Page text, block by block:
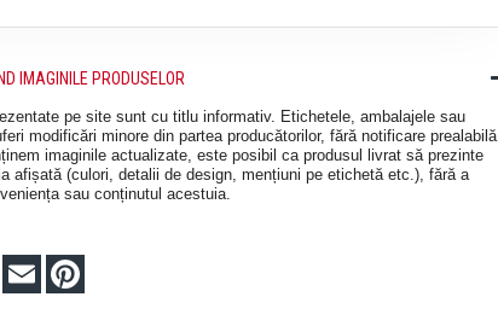
IMAGINILE PRODUSELOR
pe site sunt cu titlu informativ. Etichetele, ambalajele sau
modificări minore din partea producătorilor, fără notificare prealabilă.
imaginile actualizate, este posibil ca produsul livrat să prezinte
afișată (culori, detalii de design, mențiuni pe etichetă etc.), fără a
sau conținutul acestuia.
Gmail Email